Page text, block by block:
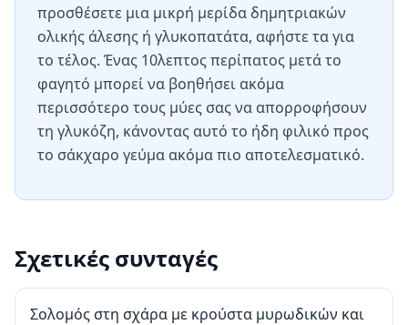
προσθέσετε μια μικρή μερίδα δημητριακών
ολικής άλεσης ή γλυκοπατάτα, αφήστε τα για
το τέλος. Ένας 10λεπτος περίπατος μετά το
φαγητό μπορεί να βοηθήσει ακόμα
περισσότερο τους μύες σας να απορροφήσουν
τη γλυκόζη, κάνοντας αυτό το ήδη φιλικό προς
το σάκχαρο γεύμα ακόμα πιο αποτελεσματικό.
Σχετικές συνταγές
Σολομός στη σχάρα με κρούστα μυρωδικών και